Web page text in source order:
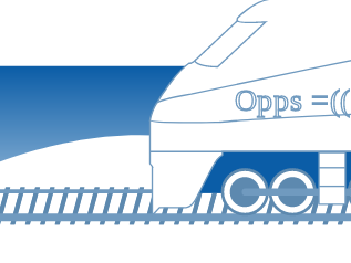
Opps =((